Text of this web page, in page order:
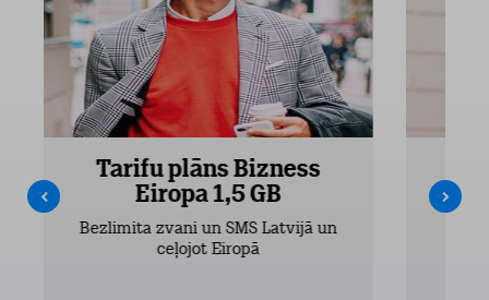
Tarifu plāns Bizness
Eiropa 1,5 GB
Bezlimita zvani un SMS Latvijā un
ceļojot Eiropā